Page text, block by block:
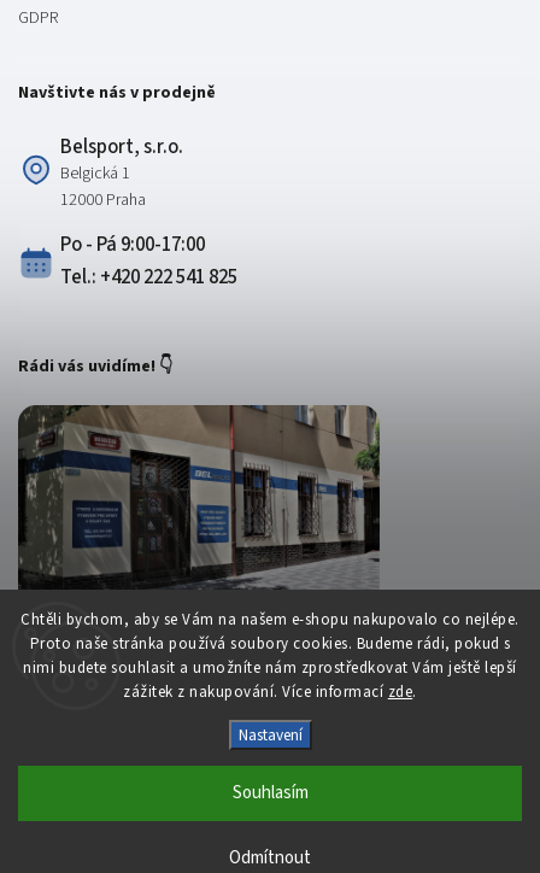
Chtěli bychom, aby se Vám na našem e-shopu nakupovalo co nejlépe.
Proto naše stránka používá soubory cookies. Budeme rádi, pokud s
nimi budete souhlasit a umožníte nám zprostředkovat Vám ještě lepší
zážitek z nakupování. Více informací zde.
Nastavení
Odmítnout
Souhlasím
GDPR
Navštivte nás v prodejně
Belsport, s.r.o.
Belgická 1
12000 Praha
Po - Pá 9:00-17:00
Tel.: +420 222 541 825
Rádi vás uvidíme! 👇
Belsport.cz
. Všechna práva vyhrazena.
Upravit nastavení cookies
VytvořilShoptet| DesignShoptak.cz
S láskou vyrobiloFilipesmedia 🧡